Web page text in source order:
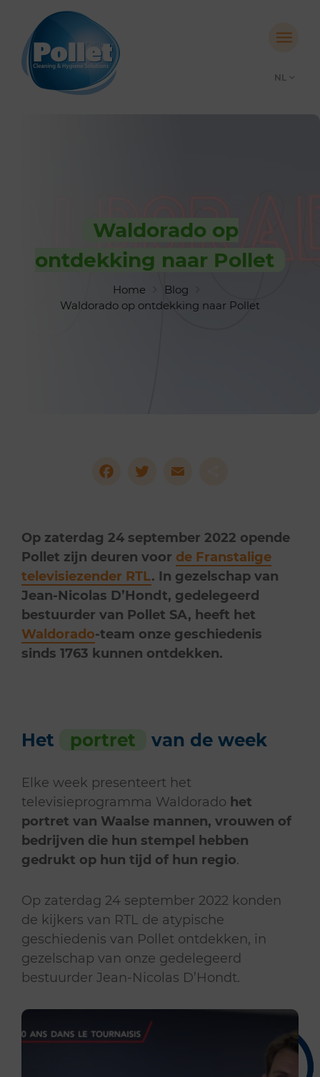
NL
Waldorado op
ontdekking naar Pollet
Home
Blog
Waldorado op ontdekking naar Pollet
Facebook
Twitter
Op zaterdag 24 september 2022 opende
Pollet zijn deuren voor de Franstalige
televisiezender RTL. In gezelschap van
Jean-Nicolas D’Hondt, gedelegeerd
bestuurder van Pollet SA, heeft het
Waldorado-team onze geschiedenis
sinds 1763 kunnen ontdekken.
Het portret van de week
Elke week presenteert het
televisieprogramma Waldorado het
portret van Waalse mannen, vrouwen of
bedrijven die hun stempel hebben
gedrukt op hun tijd of hun regio.
Op zaterdag 24 september 2022 konden
de kijkers van RTL de atypische
geschiedenis van Pollet ontdekken, in
gezelschap van onze gedelegeerd
bestuurder Jean-Nicolas D’Hondt.